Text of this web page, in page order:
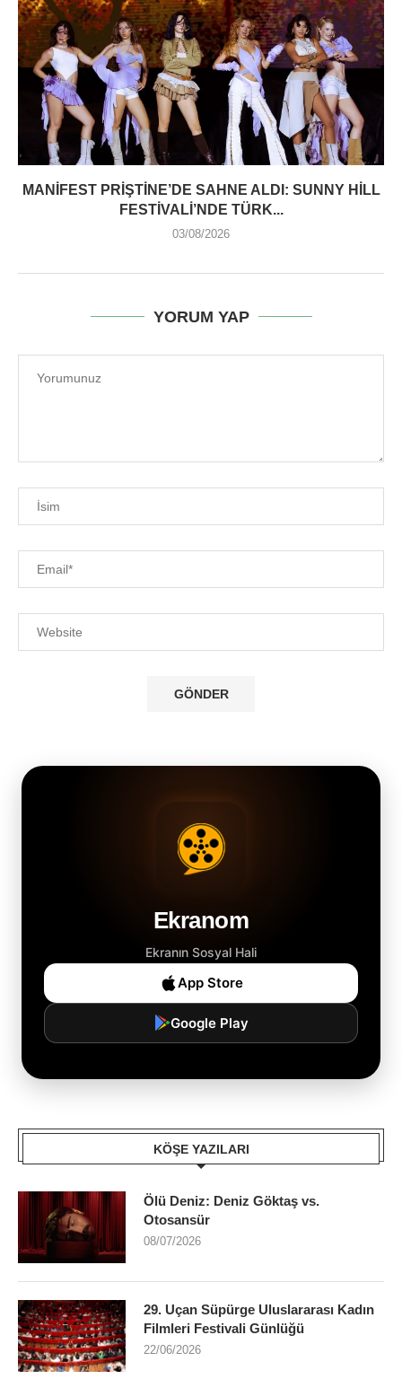
MANIFEST PRIŞTINE’DE SAHNE ALDI: SUNNY HILL
FESTIVALI’NDE TÜRK...
03/08/2026
YORUM YAP
Ekranom
Ekranın Sosyal Hali
App Store
Google Play
KÖŞE YAZILARI
Ölü Deniz: Deniz Göktaş vs.
Otosansür
08/07/2026
29. Uçan Süpürge Uluslararası Kadın
Filmleri Festivali Günlüğü
22/06/2026